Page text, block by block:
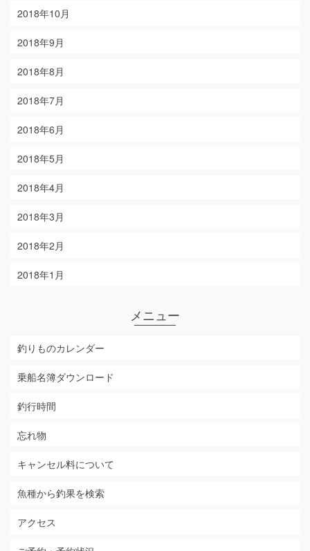
2018年10月
2018年9月
2018年8月
2018年7月
2018年6月
2018年5月
2018年4月
2018年3月
2018年2月
2018年1月
メニュー
釣りものカレンダー
乗船名簿ダウンロード
釣行時間
忘れ物
キャンセル料について
魚種から釣果を検索
アクセス